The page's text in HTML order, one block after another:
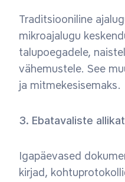
Traditsiooniline
mikroajalugu
talupoegadele,
vähemustele. See
ja mitmekesisemaks.
3. Ebatavaliste
Igapäevased
kirjad,